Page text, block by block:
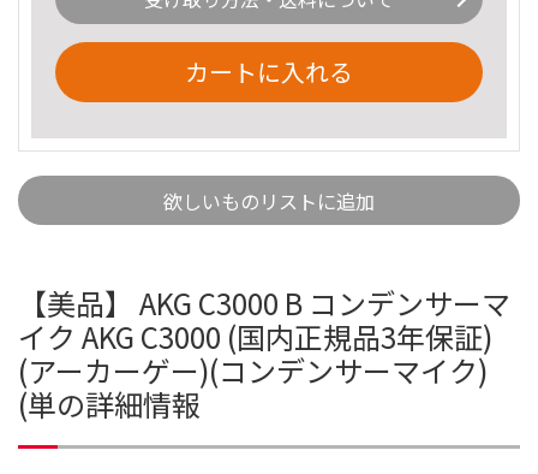
カートに入れる
欲しいものリストに追加
【美品】 AKG C3000 B コンデンサーマ
イク AKG C3000 (国内正規品3年保証)
(アーカーゲー)(コンデンサーマイク)
(単の詳細情報